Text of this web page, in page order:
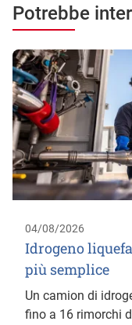
Potrebbe
04/08/2026
Idrogeno
più semplice
Un camion di
fino a 16 rimorchi